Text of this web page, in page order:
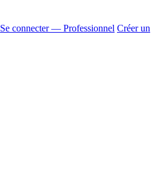
Se connecter — Professionnel Créer un